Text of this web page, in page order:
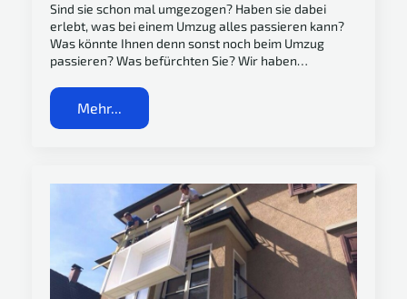
Sind sie schon mal umgezogen? Haben sie dabei
erlebt, was bei einem Umzug alles passieren kann?
Was könnte Ihnen denn sonst noch beim Umzug
passieren? Was befürchten Sie? Wir haben…
Mehr...